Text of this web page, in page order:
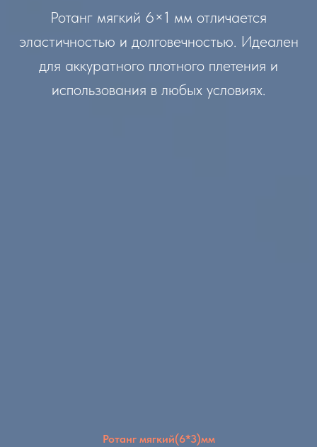
Ротанг мягкий 6×1 мм отличается
эластичностью и долговечностью. Идеален
для аккуратного плотного плетения и
использования в любых условиях.
Ротанг мягкий(6*3)мм